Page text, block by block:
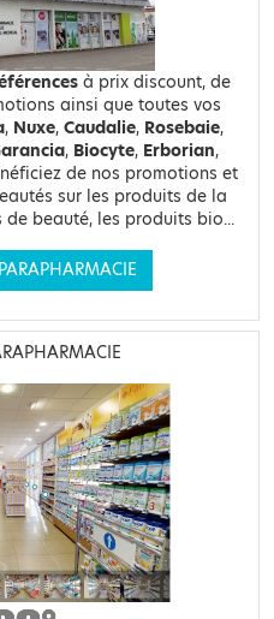
à prix discount, de
ainsi que toutes vos
, Nuxe, Caudalie, Rosebaie,
, Biocyte, Erborian,
de nos promotions et
sur les produits de la
beauté, les produits bio...